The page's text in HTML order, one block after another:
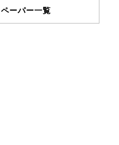
ーパー一覧